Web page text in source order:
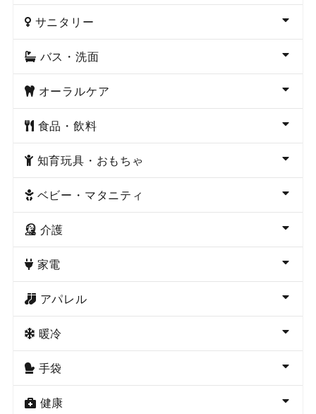
サニタリー
バス・洗面
オーラルケア
食品・飲料
知育玩具・おもちゃ
ベビー・マタニティ
介護
家電
アパレル
暖冷
手袋
健康